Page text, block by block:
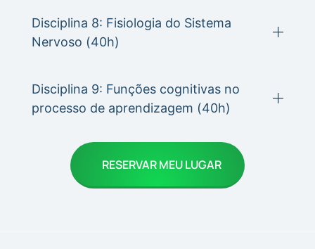
Disciplina 8: Fisiologia do Sistema
Nervoso (40h)
Disciplina 9: Funções cognitivas no
processo de aprendizagem (40h)
RESERVAR MEU LUGAR